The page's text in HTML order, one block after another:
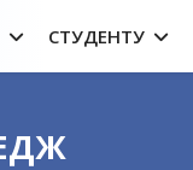
СТУДЕНТУ